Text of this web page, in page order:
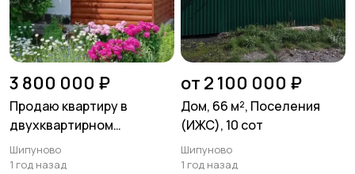
3 800 000 ₽
Продаю квартиру в
двухквартирном
кирпичном доме
Шипуново
1 год назад
от 2 100 000 ₽
Дом, 66 м², Поселения
(ИЖС), 10 сот
Шипуново
1 год назад